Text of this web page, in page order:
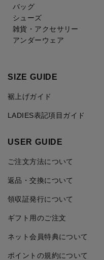
バッグ
シューズ
雑貨・アクセサリー
アンダーウェア
SIZE GUIDE
裾上げガイド
LADIES表記項目ガイド
USER GUIDE
ご注文方法について
返品・交換について
領収証発行について
ギフト用のご注文
ネット会員特典について
ポイントの規約について